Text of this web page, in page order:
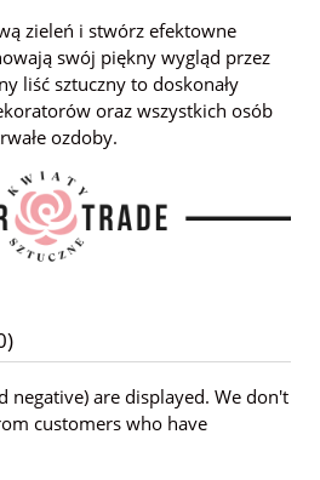
zieleń i stwórz efektowne
swój piękny wygląd przez
liść sztuczny to doskonały
oraz wszystkich osób
ozdoby.
negative) are displayed. We don't
customers who have